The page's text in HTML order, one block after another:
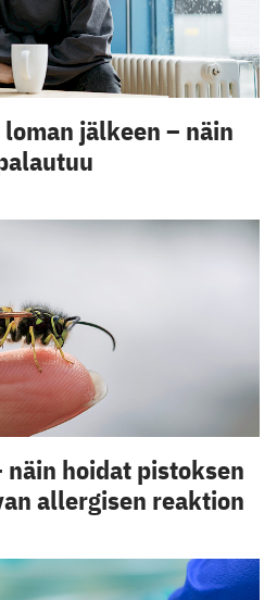
jälkeen – näin
hoidat pistoksen
allergisen reaktion